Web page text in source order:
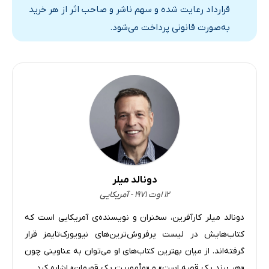
قرارداد رعایت شده و سهم ناشر و صاحب اثر از هر خرید
به‌صورت قانونی پرداخت می‌شود.
دونالد میلر
۱۲ اوت ۱۹۷۱ - آمریکایی
دونالد میلر کارآفرین، سخنران و نویسنده‌ی آمریکایی است که
کتاب‌هایش در لیست پرفروش‌ترین‌های نیویورک‌تایمز قرار
گرفته‌اند. از میان بهترین کتاب‌های او می‌توان به عناوینی چون